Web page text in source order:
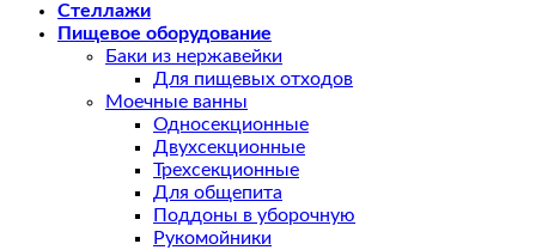
Стеллажи
Пищевое оборудование
Баки из нержавейки
Для пищевых отходов
Моечные ванны
Односекционные
Двухсекционные
Трехсекционные
Для общепита
Поддоны в уборочную
Рукомойники